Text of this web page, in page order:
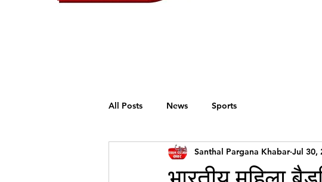
All Posts News Sports
Santhal Pargana Khabar Jul 30,